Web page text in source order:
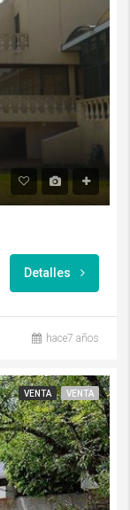
Detalles
hace7 años
VENTA VENTA